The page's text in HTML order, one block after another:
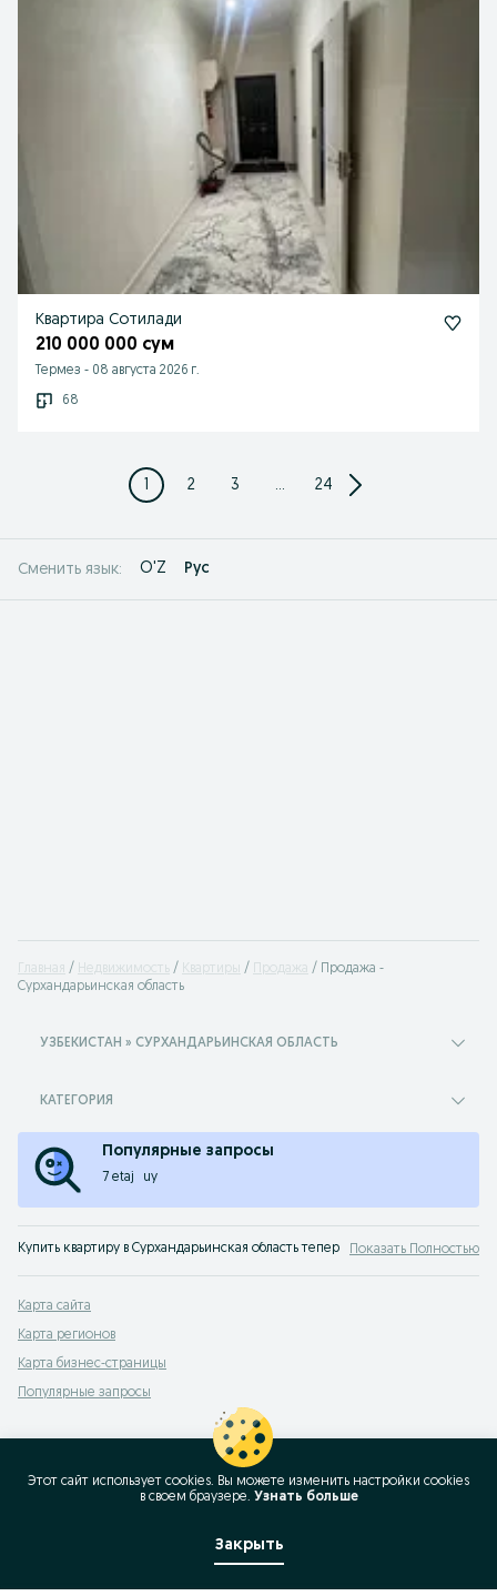
Квартира Сотилади
210 000 000 сум
Термез - 08 августа 2026 г.
68
1 2 3 ... 24
Сменить язык: O'Z Рус
Главная Недвижимость Квартиры Продажа
Продажа -
Сурхандарьинская область
УЗБЕКИСТАН » СУРХАНДАРЬИНСКАЯ ОБЛАСТЬ
КАТЕГОРИЯ
Популярные запросы
7 etaj uy
Купить квартиру в Сурхандарьинская область теперь не проблема, ведь
цена — в первую очередь;
тип дома — кирпичный, панельный или другой;
наличие ремонта и многое другое.
Множество предложений имеют фотографии, что сразу дает
Показать Полностью
Карта сайта
Карта регионов
Карта бизнес-страницы
Популярные запросы
Этот сайт использует cookies. Вы можете изменить настройки cookies
в своeм браузере. Узнать больше
Закрыть